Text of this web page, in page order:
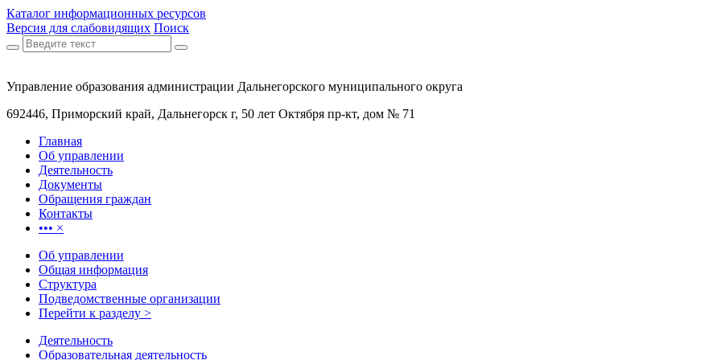
Каталог информационных ресурсов
Версия для слабовидящих Поиск
Управление образования администрации Дальнегорского муниципального округа
692446, Приморский край, Дальнегорск г, 50 лет Октября пр-кт, дом № 71
Главная
Об управлении
Деятельность
Документы
Обращения граждан
Контакты
••• ×
Об управлении
Общая информация
Структура
Подведомственные организации
Перейти к разделу >
Деятельность
Образовательная деятельность